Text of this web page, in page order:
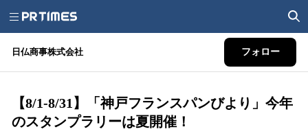
日仏商事株式会社 フォロー
【8/1-8/31】「神戸フランスパンびより」今年
のスタンプラリーは夏開催！